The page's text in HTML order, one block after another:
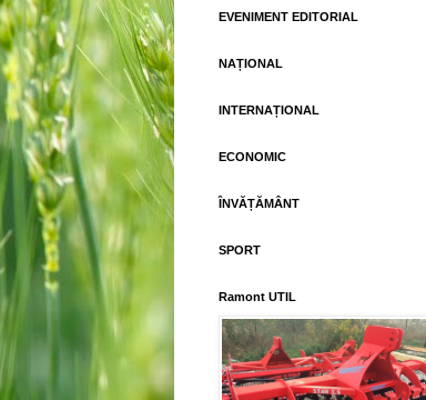
EVENIMENT EDITORIAL
NAȚIONAL
INTERNAȚIONAL
ECONOMIC
ÎNVĂȚĂMÂNT
SPORT
Ramont UTIL